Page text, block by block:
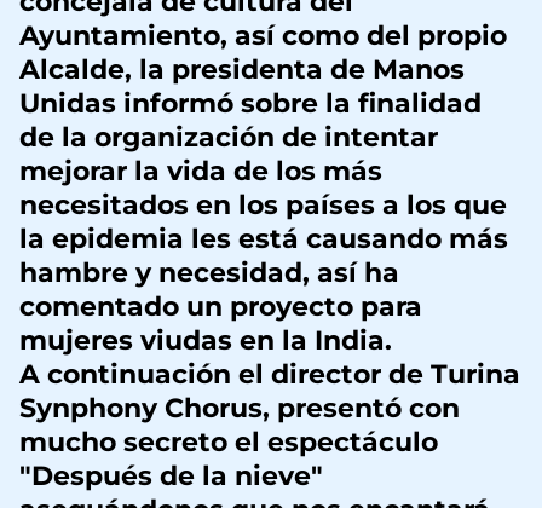
Ayuntamiento, así como del propio
Alcalde, la presidenta de Manos
Unidas informó sobre la finalidad
de la organización de intentar
mejorar la vida de los más
necesitados en los países a los que
la epidemia les está causando más
hambre y necesidad, así ha
comentado un proyecto para
mujeres viudas en la India.
A continuación el director de Turina
Synphony Chorus, presentó con
mucho secreto el espectáculo
"Después de la nieve"